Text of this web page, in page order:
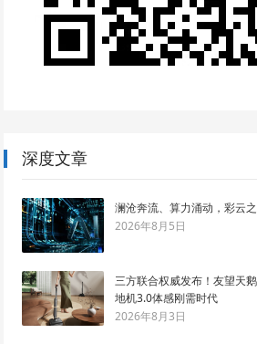
深度文章
澜沧奔流、算力涌动，彩云
2026年8月5日
三方联合权威发布！友望天
地机3.0体感刚需时代
2026年8月3日